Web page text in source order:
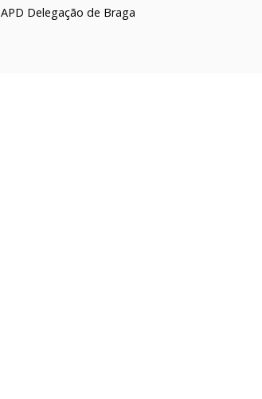
APD Delegação de Braga